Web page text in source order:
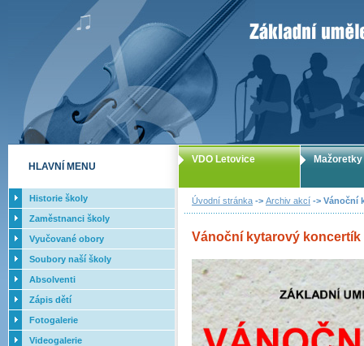
ZUŠ Letovice
Úvodní stránka -> Archiv akcí -> Vánoční
Vánoční kytarový koncertík
VDO Letovice Mažoretky
HLAVNÍ MENU
Historie školy
Zaměstnanci školy
Vyučované obory
Soubory naší školy
Absolventi
Zápis dětí
Fotogalerie
Videogalerie